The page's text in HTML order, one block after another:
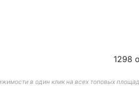
1298
в один клик на всех топовых